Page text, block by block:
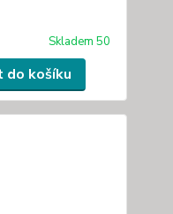
Skladem 50
do košíku